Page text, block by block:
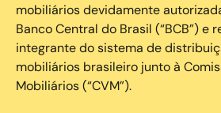
mobiliários devidamente
Banco Central do Brasil (“BCB”) e
integrante do sistema de
mobiliários brasileiro junto à
Mobiliários (“CVM”).